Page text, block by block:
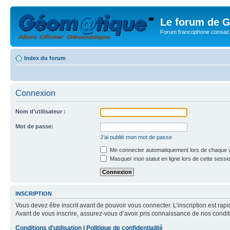
Le forum de
Forum francophone
Index du forum
Connexion
Nom d’utilisateur :
Mot de passe:
J’ai oublié mon mot de passe
Me connecter automatiquement lors de chaque
Masquer mon statut en ligne lors de cette
INSCRIPTION
Vous devez être inscrit avant de pouvoir vous connecter. L’inscription est
Avant de vous inscrire, assurez-vous d’avoir pris connaissance de nos
Conditions d’utilisation
Politique de confidentialité